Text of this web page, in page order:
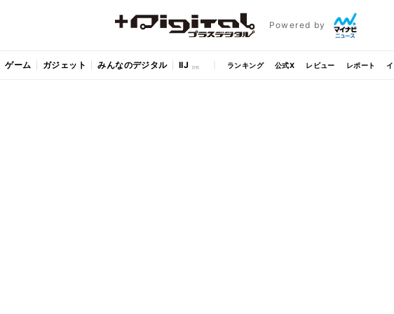
Powered by
ゲーム ガジェット みんなのデジタル IIJ ランキング 公式X レビュー レポート